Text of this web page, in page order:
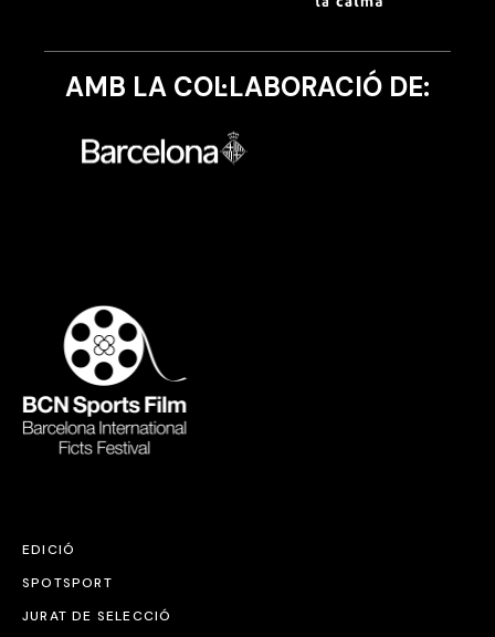
AMB LA COL·LABORACIÓ DE:
EDICIÓ
SPOTSPORT
JURAT DE SELECCIÓ